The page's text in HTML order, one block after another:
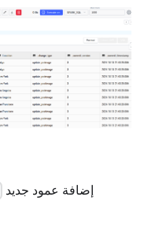
إضافة عمود جديد